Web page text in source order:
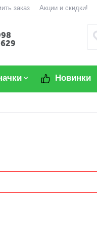
заказ Акции и скидки!
Новинки